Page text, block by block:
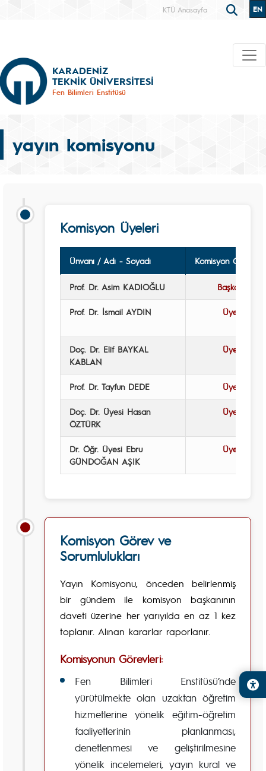
KTÜ Anasayfa EN
KARADENİZ
TEKNİK ÜNİVERSİTESİ
Fen Bilimleri Enstitüsü
yayın komisyonu
Komisyon Üyeleri
Ünvanı / Adı - Soyadı Komisyon Görevi
Prof. Dr. Asim KADIOĞLU Başkan
Prof. Dr. İsmail AYDIN Üye
Doç. Dr. Elif BAYKAL
KABLAN
Üye
Prof. Dr. Tayfun DEDE Üye
Doç. Dr. Üyesi Hasan
ÖZTÜRK
Üye
Dr. Öğr. Üyesi Ebru
GÜNDOĞAN AŞIK
Üye
Komisyon Görev ve
Sorumlulukları
Yayın Komisyonu, önceden belirlenmiş
bir gündem ile komisyon başkanının
daveti üzerine her yarıyılda en az 1 kez
toplanır. Alınan kararlar raporlanır.
Komisyonun Görevleri:
Fen Bilimleri Enstitüsü’nde
yürütülmekte olan uzaktan öğretim
hizmetlerine yönelik eğitim-öğretim
faaliyetlerinin planlanması,
denetlenmesi ve geliştirilmesine
yönelik incelemeleri, yayın kural ve